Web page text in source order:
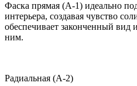
Фаска прямая (A-1) идеально
интерьера, создавая чувство
обеспечивает законченный вид
ним.
Радиальная (A-2)